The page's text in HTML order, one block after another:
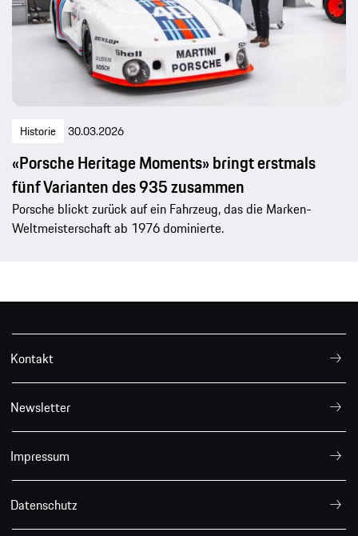
Historie 30.03.2026
«Porsche Heritage Moments» bringt erstmals
fünf Varianten des 935 zusammen
Porsche blickt zurück auf ein Fahrzeug, das die Marken-
Weltmeisterschaft ab 1976 dominierte.
Kontakt
Newsletter
Impressum
Datenschutz